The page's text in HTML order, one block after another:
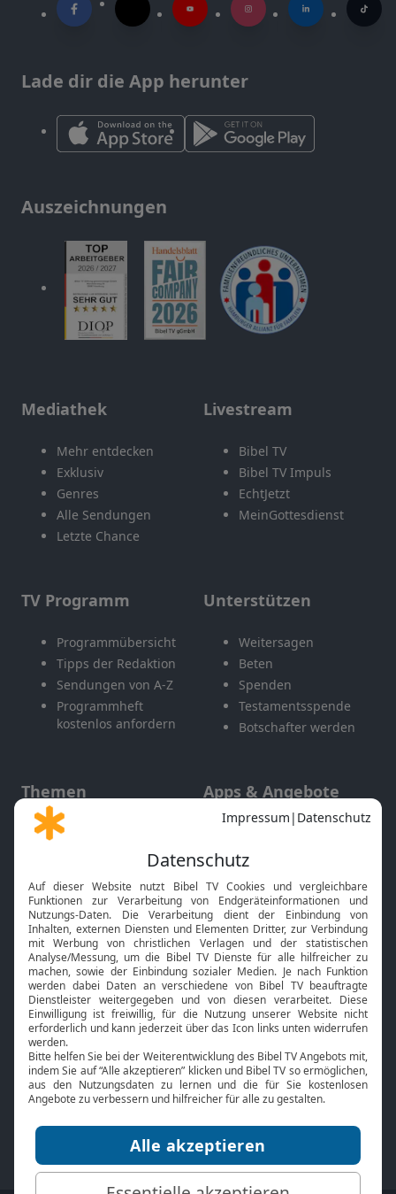
Lade dir die App herunter
Auszeichnungen
Mediathek
Mehr entdecken
Exklusiv
Genres
Alle Sendungen
Letzte Chance
Livestream
Bibel TV
Bibel TV Impuls
EchtJetzt
MeinGottesdienst
TV Programm
Programmübersicht
Tipps der Redaktion
Sendungen von A-Z
Programmheft
kostenlos anfordern
Unterstützen
Weitersagen
Beten
Spenden
Testamentsspende
Botschafter werden
Themen
Gott und Bibel erklärt
Neuigkeiten
Apps & Angebote
Mobile App
Smart TV
HbbTV
Bibelthek Online-Bibel
Nächster Gottesdienst
Bibel TV
Über uns
Jobs
Mediadaten
Service
Kontakt
TV-Empfang